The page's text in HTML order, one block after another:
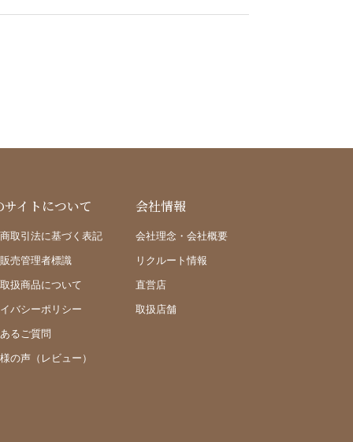
サイトについて
取引法に基づく表記
売管理者標識
扱商品について
バシーポリシー
るご質問
の声（レビュー）
会社情報
会社理念・会社概要
リクルート情報
直営店
取扱店舗